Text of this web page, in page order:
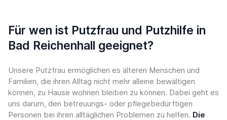
Für wen ist Putzfrau und Putzhilfe in
Bad Reichenhall geeignet?
Unsere Putzfrau ermöglichen es älteren Menschen und
Familien, die ihren Alltag nicht mehr alleine bewältigen
können, zu Hause wohnen bleiben zu können. Dabei geht es
uns darum, den betreuungs- oder pflegebedürftigen
Personen bei ihren alltäglichen Problemen zu helfen. Die